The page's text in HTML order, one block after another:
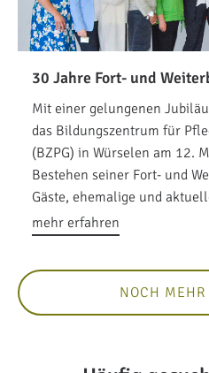
30 Jahre Fort- und
Mit einer gelungenen
das Bildungszentrum für
(BZPG) in Würselen am 12.
Bestehen seiner Fort- und
Gäste, ehemalige und
mehr erfahren
NOCH MEHR